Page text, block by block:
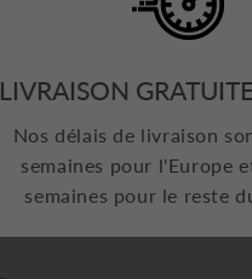
LIVRAISON
Nos délais de livraison
semaines pour l'Europe
semaines pour le reste